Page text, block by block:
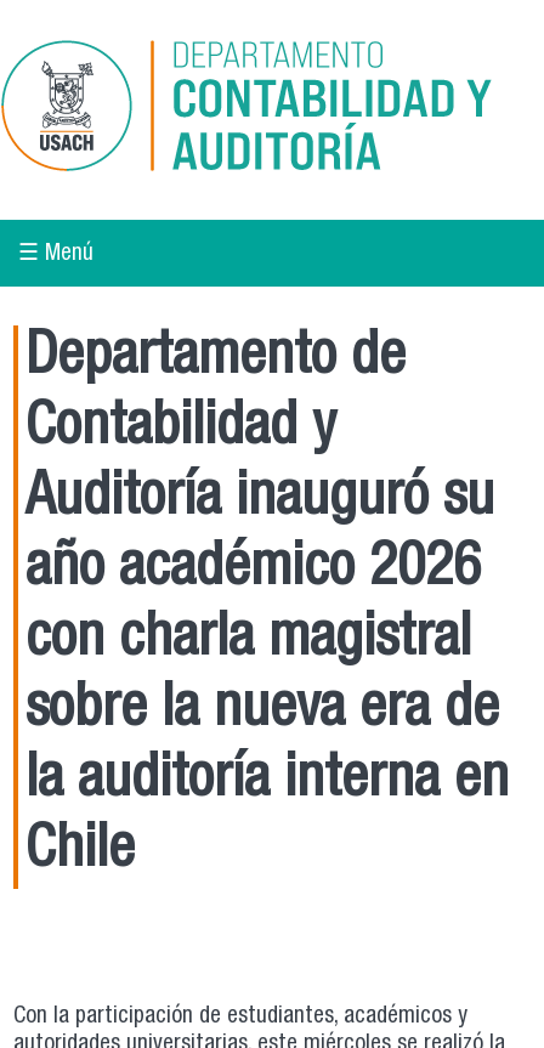
☰ Menú
Departamento de
Contabilidad y
Auditoría inauguró su
año académico 2026
con charla magistral
sobre la nueva era de
la auditoría interna en
Chile
Con la participación de estudiantes, académicos y